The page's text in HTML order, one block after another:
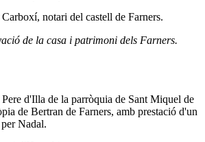
notari del castell de Farners.
de la casa i patrimoni dels Farners.
d'Illa de la parròquia de Sant Miquel de
de Bertran de Farners, amb prestació d'un
Nadal.